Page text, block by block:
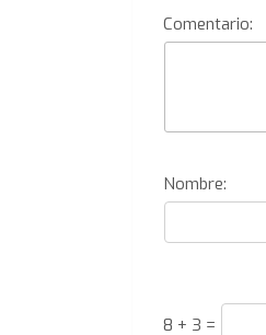
Comentario:
Nombre:
8 + 3 =